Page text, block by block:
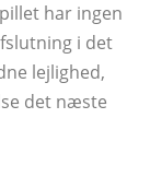
har ingen
i det
lejlighed,
det næste